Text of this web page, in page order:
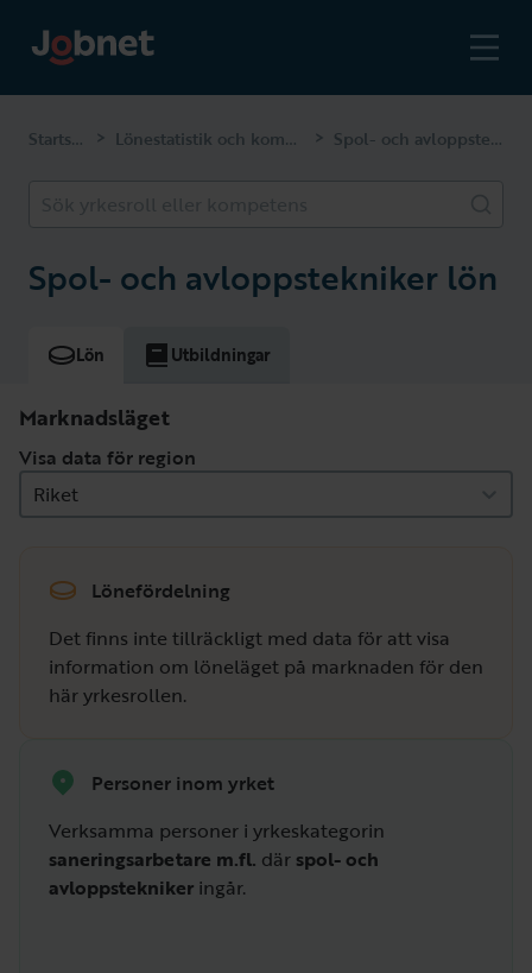
Startsidan > Lönestatistik och kompetenser > Spol- och avloppstekniker
Spol- och avloppstekniker lön
Lön Utbildningar
Marknadsläget
Visa data för region
Riket
Lönefördelning
Det finns inte tillräckligt med data för att visa
information om löneläget på marknaden för den
här yrkesrollen.
Personer inom yrket
Verksamma personer i yrkeskategorin
saneringsarbetare m.fl. där spol- och
avloppstekniker ingår.